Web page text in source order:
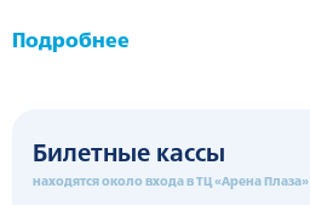
Подробнее
Билетные кассы
находятся около входа в ТЦ «Арена Плаза»